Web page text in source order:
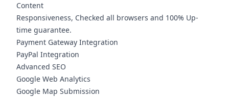
Content
Responsiveness, Checked all browsers and 100% Up-
time guarantee.
Payment Gateway Integration
PayPal Integration
Advanced SEO
Google Web Analytics
Google Map Submission